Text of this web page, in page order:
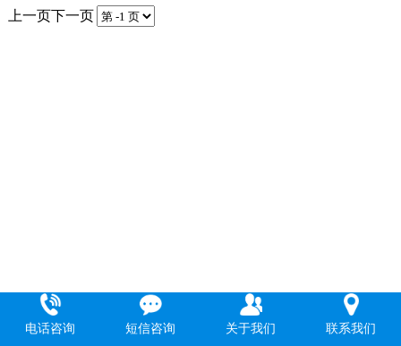
电话咨询 短信咨询 关于我们 联系我们